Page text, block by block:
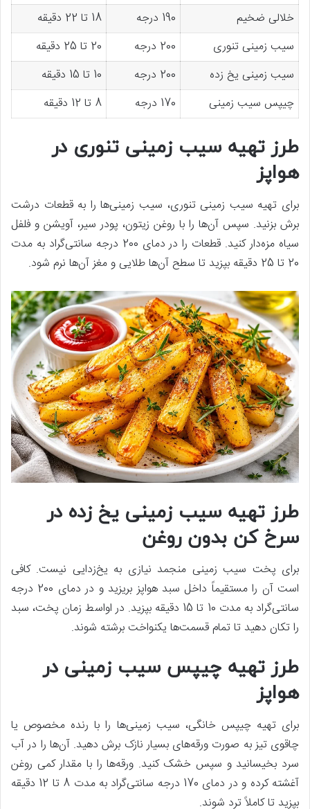
خلالی ضخیم 190 درجه
18 تا 22 دقیقه
سیب زمینی تنوری
200 درجه
20 تا 25 دقیقه
سیب زمینی یخ زده
200 درجه
10 تا 15 دقیقه
چیپس سیب زمینی
170 درجه 8 تا 12 دقیقه
طرز تهیه سیب زمینی تنوری در
هواپز
برای تهیه سیب زمینی تنوری، سیب زمینی‌ها را به قطعات درشت
برش بزنید. سپس آن‌ها را با روغن زیتون، پودر سیر، آویشن و فلفل
سیاه مزه‌دار کنید. قطعات را در دمای 200 درجه سانتی‌گراد به مدت
20 تا 25 دقیقه بپزید تا سطح آن‌ها طلایی و مغز آن‌ها نرم شود.
طرز تهیه سیب زمینی یخ زده در
سرخ کن بدون روغن
برای پخت سیب زمینی منجمد نیازی به یخ‌زدایی نیست. کافی
است آن را مستقیماً داخل سبد هواپز بریزید و در دمای 200 درجه
سانتی‌گراد به مدت 10 تا 15 دقیقه بپزید. در اواسط زمان پخت، سبد
را تکان دهید تا تمام قسمت‌ها یکنواخت برشته شوند.
طرز تهیه چیپس سیب زمینی در
هواپز
برای تهیه چیپس خانگی، سیب زمینی‌ها را با رنده مخصوص یا
چاقوی تیز به صورت ورقه‌های بسیار نازک برش دهید. آن‌ها را در آب
سرد بخیسانید و سپس خشک کنید. ورقه‌ها را با مقدار کمی روغن
آغشته کرده و در دمای 170 درجه سانتی‌گراد به مدت 8 تا 12 دقیقه
بپزید تا کاملاً ترد شوند.